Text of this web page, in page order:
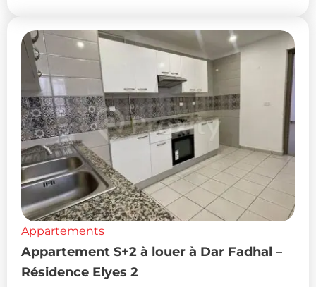
Appartements
Appartement S+2 à louer à Dar Fadhal –
Résidence Elyes 2